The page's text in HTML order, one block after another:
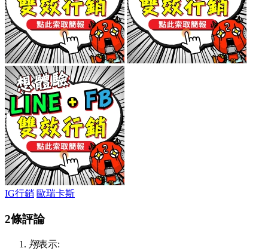
IG行銷 歐瑞卡斯
2條評論
翔表示: